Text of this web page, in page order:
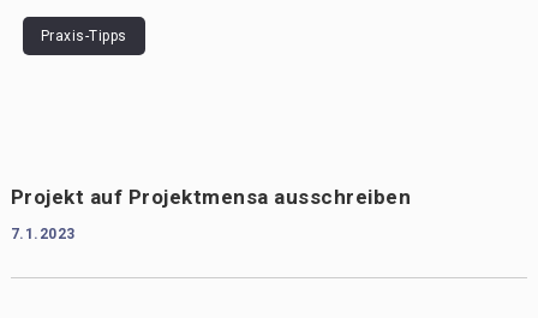
Praxis-Tipps
Projekt auf Projektmensa ausschreiben
7.1.2023